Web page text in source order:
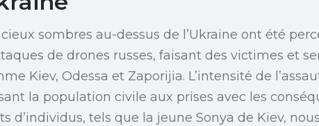
cieux sombres au-dessus de l’Ukraine ont été
de drones russes, faisant des victimes et
Kiev, Odessa et Zaporijia. L’intensité de
la population civile aux prises avec les
d’individus, tels que la jeune Sonya de Kiev,